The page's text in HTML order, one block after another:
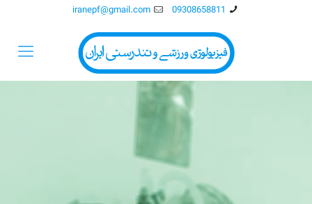
09308658811
iranepf@gmail.com